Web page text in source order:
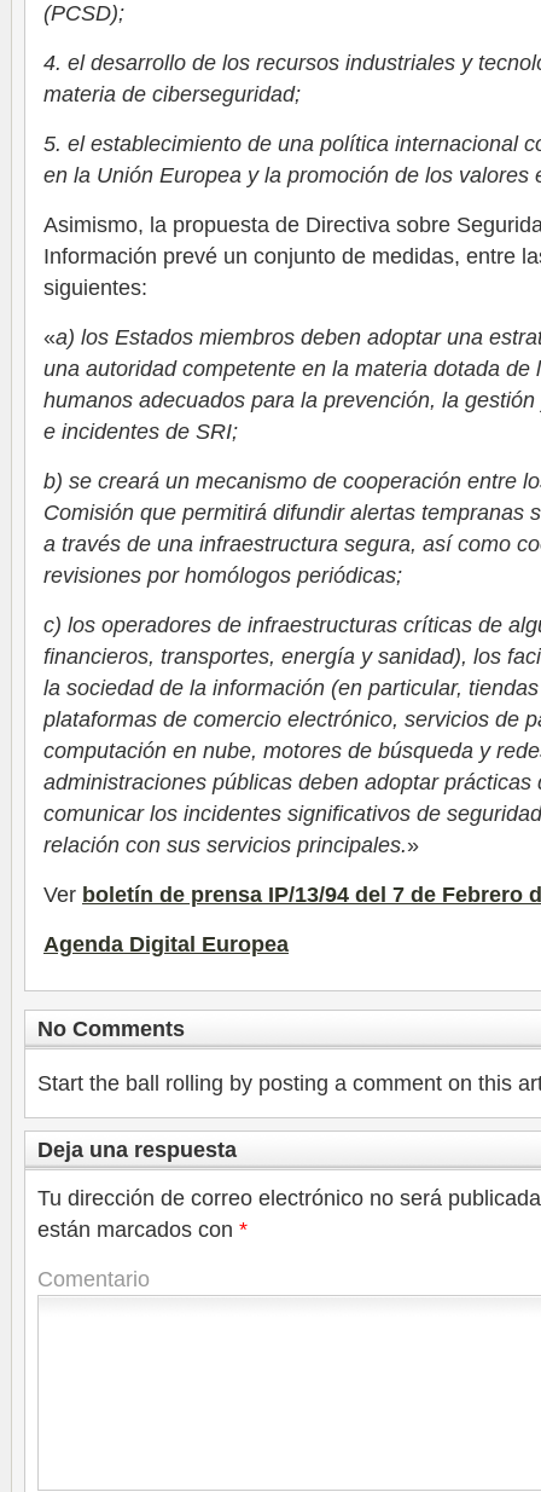
(PCSD);
4. el desarrollo de los recursos industriales y
materia de ciberseguridad;
5. el establecimiento de una política internacional
en la Unión Europea y la promoción de los valores
Asimismo, la propuesta de Directiva sobre
Información prevé un conjunto de medidas, entre
siguientes:
«a) los Estados miembros deben adoptar una
una autoridad competente en la materia dotada de
humanos adecuados para la prevención, la
e incidentes de SRI;
b) se creará un mecanismo de cooperación entre
Comisión que permitirá difundir alertas tempranas
a través de una infraestructura segura, así como
revisiones por homólogos periódicas;
c) los operadores de infraestructuras críticas de
financieros, transportes, energía y sanidad), los
la sociedad de la información (en particular,
plataformas de comercio electrónico, servicios de
computación en nube, motores de búsqueda y
administraciones públicas deben adoptar prácticas
comunicar los incidentes significativos de
relación con sus servicios principales.»
Ver boletín de prensa IP/13/94 del 7 de Febrero
Agenda Digital Europea
No Comments
Start the ball rolling by posting a comment on this
Deja una respuesta
Tu dirección de correo electrónico no será
están marcados con *
Comentario